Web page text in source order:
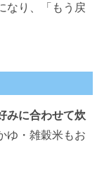
なり、「もう戻
みに合わせて炊
ゆ・雑穀米もお